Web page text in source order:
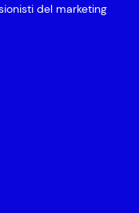
del marketing